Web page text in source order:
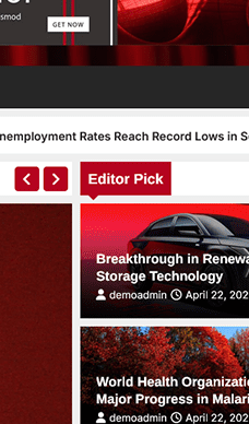
Versión de WordPress
Versión de PHP
Página de inicio del tema